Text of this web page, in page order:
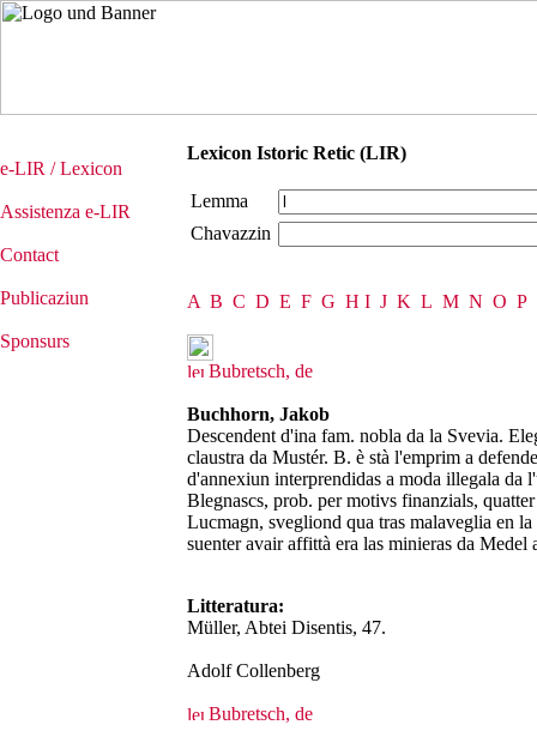
e-LIR / Lexicon
Assistenza e-LIR
Contact
Publicaziun
Sponsurs
Lexicon Istoric Retic (LIR)
Lemma
Chavazzin
A B C D E F G H I J K L M N O P
Bubretsch, de
Buchhorn, Jakob
Descendent d'ina fam. nobla da la Svevia.
claustra da Mustér. B. è stà l'emprim a
d'annexiun interprendidas a moda illegala da
Blegnascs, prob. per motivs finanzials,
Lucmagn, svegliond qua tras malaveglia en
suenter avair affittà era las minieras da
Litteratura:
Müller, Abtei Disentis, 47.
Adolf Collenberg
Bubretsch, de